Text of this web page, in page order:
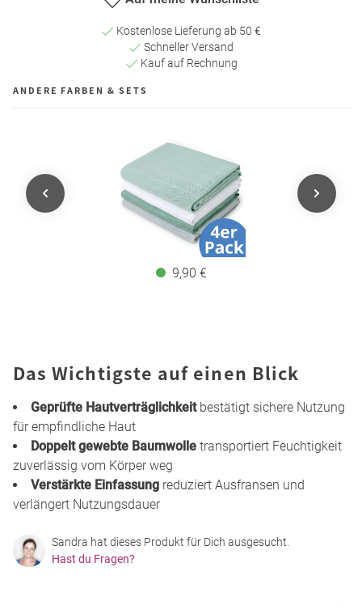
Kostenlose Lieferung ab 50 €
Schneller Versand
Kauf auf Rechnung
ANDERE FARBEN & SETS
9,90 €
Das Wichtigste auf einen Blick
Geprüfte Hautverträglichkeitbestätigt sichere Nutzung
für empfindliche Haut
Doppelt gewebte Baumwolle transportiert Feuchtigkeit
zuverlässig vom Körper weg
Verstärkte Einfassung reduziert Ausfransen und
verlängert Nutzungsdauer
Sandra hat dieses Produkt für Dich ausgesucht.
Hast du Fragen?